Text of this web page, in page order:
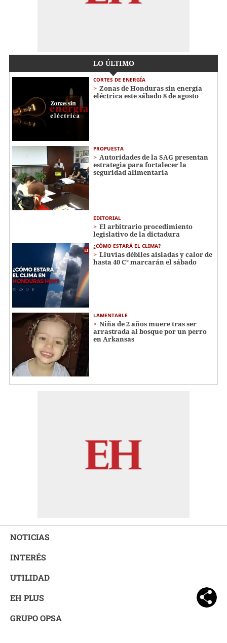
LO ÚLTIMO
CORTES DE ENERGÍA
Zonas de Honduras sin energía
eléctrica este sábado 8 de agosto
PROPUESTA
Autoridades de la SAG presentan
estrategia para fortalecer la
seguridad alimentaria
EDITORIAL
El arbitrario procedimiento
legislativo de la dictadura
¿CÓMO ESTARÁ EL CLIMA?
Lluvias débiles aisladas y calor de
hasta 40 C° marcarán el sábado
LAMENTABLE
Niña de 2 años muere tras ser
arrastrada al bosque por un perro
en Arkansas
NOTICIAS
INTERÉS
UTILIDAD
EH PLUS
GRUPO OPSA